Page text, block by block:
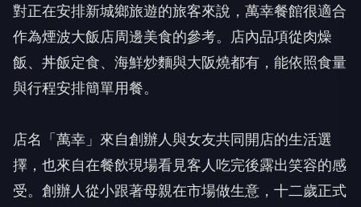
對正在安排新城鄉旅遊的旅客來說，萬幸餐館很適合
作為煙波大飯店周邊美食的參考。店內品項從肉燥
飯、丼飯定食、海鮮炒麵與大阪燒都有，能依照食量
與行程安排簡單用餐。
店名「萬幸」來自創辦人與女友共同開店的生活選
擇，也來自在餐飲現場看見客人吃完後露出笑容的感
受。創辦人從小跟著母親在市場做生意，十二歲正式